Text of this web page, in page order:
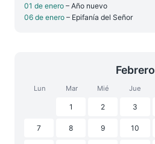
01 de enero – Año nuevo
06 de enero – Epifanía del Señor
Febrero
Lun Mar Mié Jue
1 2 3
7 8 9 10